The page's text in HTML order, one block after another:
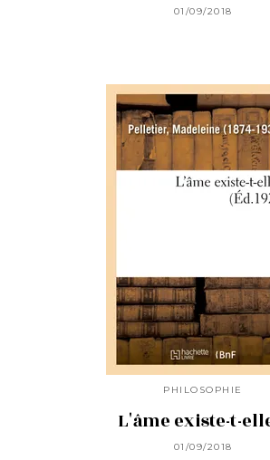
01/09/2018
PHILOSOPHIE
L'âme existe-t-
01/09/2018